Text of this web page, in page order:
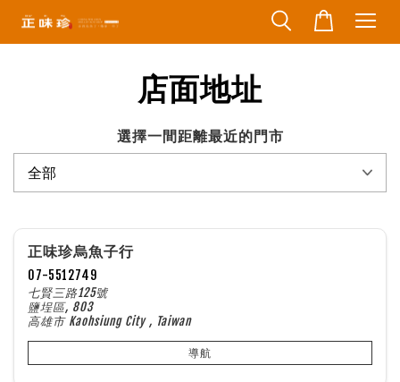
店面地址
選擇一間距離最近的門市
正味珍烏魚子行
07-5512749
七賢三路125號
鹽埕區, 803
高雄市 Kaohsiung City , Taiwan
導航